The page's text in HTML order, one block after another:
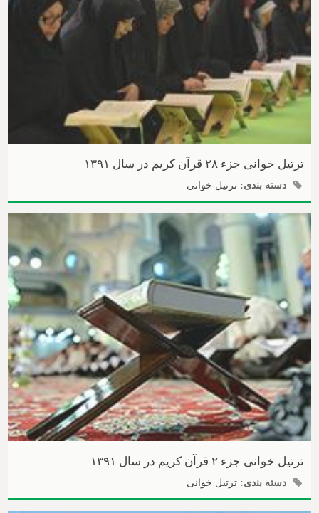
ترتیل خوانی جزء ۲۸ قرآن کریم در سال ۱۳۹۱
دسته بندی:ترتیل خوانی
ترتیل خوانی جزء ۲ قرآن کریم در سال ۱۳۹۱
دسته بندی:ترتیل خوانی